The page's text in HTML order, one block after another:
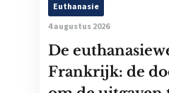
Euthanasie
4 augustus 2026
De
Frankrijk: de